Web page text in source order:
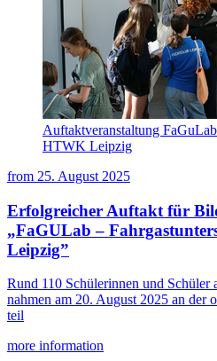
Auftaktveranstaltung
HTWK Leipzig
from 25. August 2025
Erfolgreicher Auftakt für
„FaGULab –
Leipzig”
Rund 110 Schülerinnen und Schüler
nahmen am 20. August 2025 an der
teil
more information